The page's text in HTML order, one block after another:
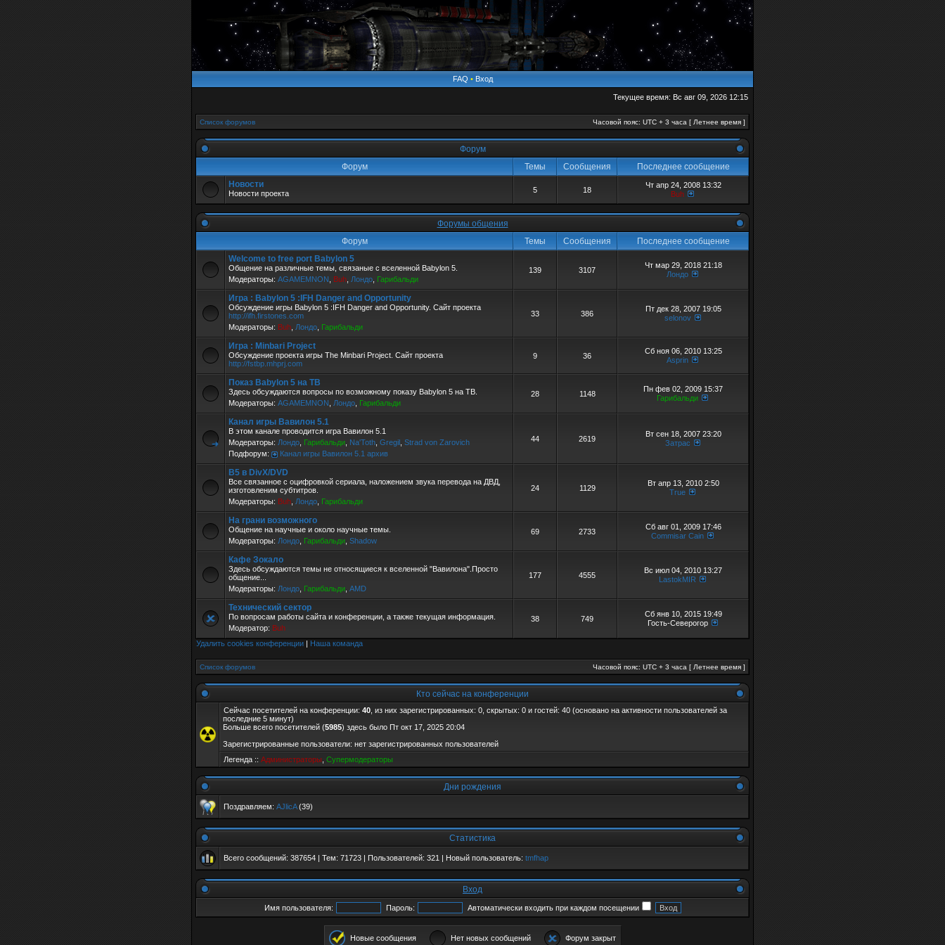
FAQ • Вход
Текущее время: Вс авг 09, 2026 12:15
Список форумов Часовой пояс: UTC + 3 часа [ Летнее время ]
Форум
Форум
Темы Сообщения
Последнее сообщение
Новости
Новости проекта 5 18
Чт апр 24, 2008 13:32
Buh
Форумы общения
Форум
Темы Сообщения
Последнее сообщение
Welcome to free port Babylon 5
Общение на различные темы, связаные с вселенной Babylon 5.
Модераторы: AGAMEMNON Buh Лондо Гарибальди
139 3107
Чт мар 29, 2018 21:18
Лондо
Игра : Babylon 5 :IFH Danger and Opportunity
Обсуждение игры Babylon 5 :IFH Danger and Opportunity. Сайт проекта
http://ifh.firstones.com
Модераторы: Buh Лондо Гарибальди
33 386
Пт дек 28, 2007 19:05
selonov
Игра : Minbari Project
Обсуждение проекта игры The Minbari Project. Сайт проекта
http://fstbp.mhprj.com
9 36
Сб ноя 06, 2010 13:25
Asprin
Показ Babylon 5 на ТВ
Здесь обсуждаются вопросы по возможному показу Babylon 5 на ТВ.
Модераторы: AGAMEMNON Лондо Гарибальди
28 1148
Пн фев 02, 2009 15:37
Гарибальди
Канал игры Вавилон 5.1
В этом канале проводится игра Вавилон 5.1
Модераторы: Лондо Гарибальди Na'Toth Gregil Strad von Zarovich
Подфорум:
Канал игры Вавилон 5.1 архив
44 2619
Вт сен 18, 2007 23:20
Затрас
B5 в DivX/DVD
Все связанное с оцифровкой сериала, наложением звука перевода на ДВД,
изготовленим субтитров.
Модераторы: Buh Лондо Гарибальди
24 1129
Вт апр 13, 2010 2:50
True
На грани возможного
Общение на научные и около научные темы.
Модераторы: Лондо Гарибальди Shadow
69 2733
Сб авг 01, 2009 17:46
Commisar Cain
Кафе Зокало
Здесь обсуждаются темы не относящиеся к вселенной "Вавилона".Просто
общение...
Модераторы: Лондо Гарибальди AMD
177 4555
Вс июл 04, 2010 13:27
LastokMIR
Технический сектор
По вопросам работы сайта и конференции, а также текущая информация.
Модератор: Buh
38 749
Сб янв 10, 2015 19:49
Гость-Северогор
Удалить cookies конференции | Наша команда
Список форумов Часовой пояс: UTC + 3 часа [ Летнее время ]
Кто сейчас на конференции
Сейчас посетителей на конференции: 40 , из них зарегистрированных: 0, скрытых: 0 и гостей: 40 (основано на активности пользователей за
последние 5 минут)
Больше всего посетителей (5985) здесь было Пт окт 17, 2025 20:04
Зарегистрированные пользователи: нет зарегистрированных пользователей
Легенда :: Администраторы Супермодераторы
Дни рождения
Поздравляем: AJlicA(39)
Статистика
Всего сообщений: 387654 | Тем: 71723 | Пользователей: 321 | Новый пользователь: tmfhap
Вход
Имя пользователя: Пароль: Автоматически входить при каждом посещении
Новые сообщения Нет новых сообщений Форум закрыт